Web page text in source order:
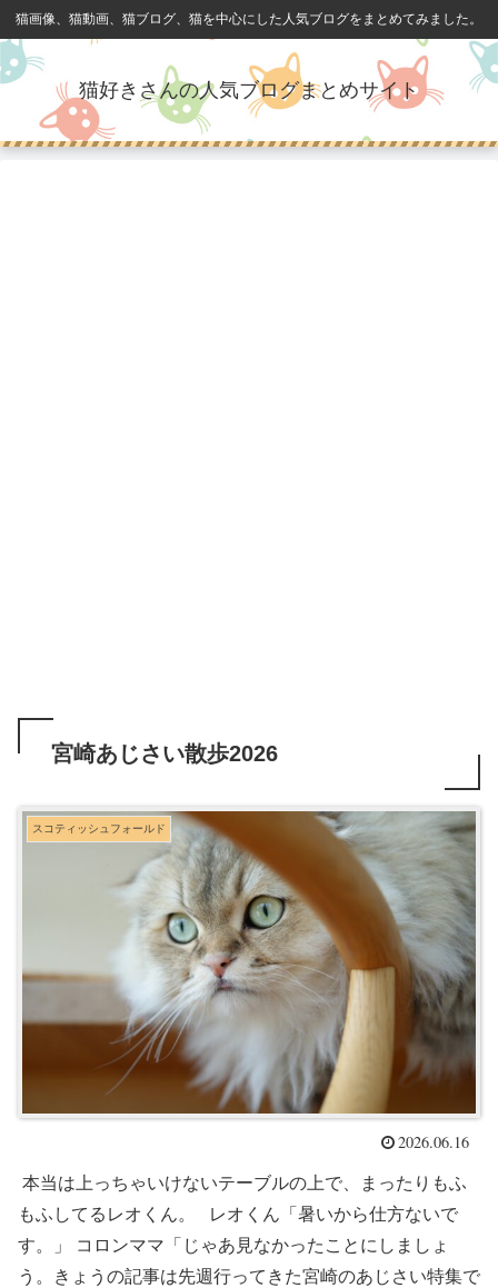
猫画像、猫動画、猫ブログ、猫を中心にした人気ブログをまとめてみました。
猫好きさんの人気ブログまとめサイト
宮崎あじさい散歩2026
スコティッシュフォールド
2026.06.16
本当は上っちゃいけないテーブルの上で、まったりもふ
もふしてるレオくん。 レオくん「暑いから仕方ないで
す。」 コロンママ「じゃあ見なかったことにしましょ
う。きょうの記事は先週行ってきた宮崎のあじさい特集で